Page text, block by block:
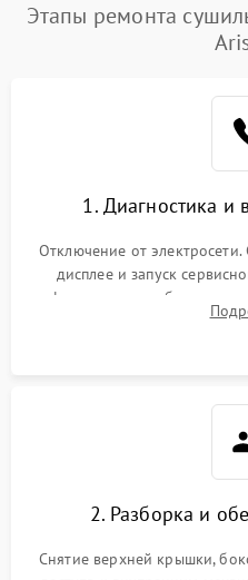
Этапы ремонта
1. Диагностика и
Отключение от
дисплее и запуск
фильтра, теплообменника
неисправностях (не сушит,
2. Разборка и
Снятие верхней крышки,